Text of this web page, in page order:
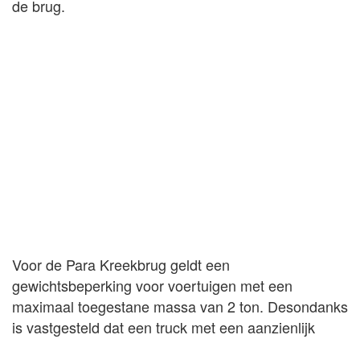
de brug.
Voor de Para Kreekbrug geldt een
gewichtsbeperking voor voertuigen met een
maximaal toegestane massa van 2 ton. Desondanks
is vastgesteld dat een truck met een aanzienlijk